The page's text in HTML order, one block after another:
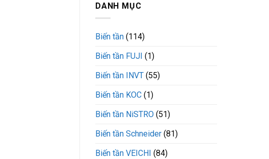
DANH MỤC
Biến tần (114)
Biến tần FUJI (1)
Biến tần INVT (55)
Biến tần KOC (1)
Biến tần NiSTRO (51)
Biến tần Schneider (81)
Biến tần VEICHI (84)